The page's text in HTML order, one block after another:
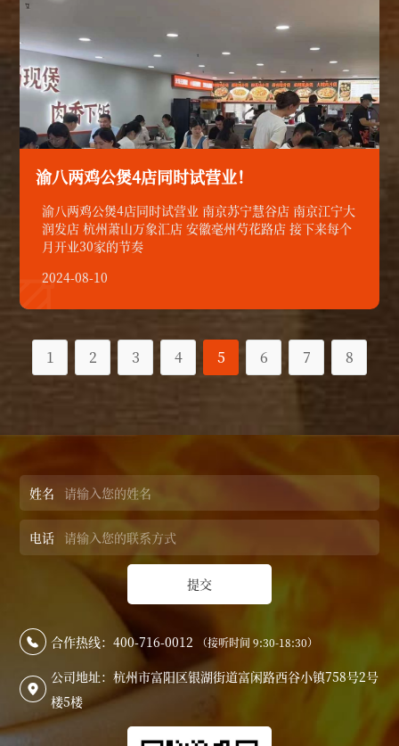
渝八两鸡公煲4店同时试营业！
渝八两鸡公煲4店同时试营业 南京苏宁慧谷店 南京江宁大
润发店 杭州萧山万象汇店 安徽毫州芍花路店 接下来每个
月开业30家的节奏
2024-08-10
1 2 3 4 5 6 7 8
姓名
电话
提交
 合作热线：400-716-0012 （接听时间 9:30-18:30）

公司地址：杭州市富阳区银湖街道富闲路西谷小镇758号2号
楼5楼